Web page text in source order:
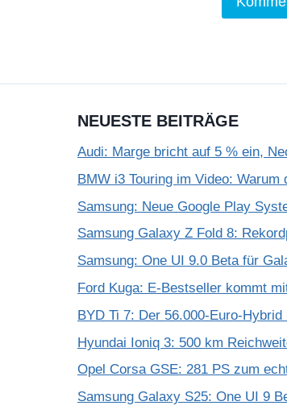
NEUESTE BEITRÄGE
Audi: Marge bricht auf 5 % ein,
BMW i3 Touring im Video:
Samsung: Neue Google Play
Samsung Galaxy Z Fold 8:
Samsung: One UI 9.0 Beta für
Ford Kuga: E-Bestseller kommt
BYD Ti 7: Der 56.000-Euro-
Hyundai Ioniq 3: 500 km
Opel Corsa GSE: 281 PS zum
Samsung Galaxy S25: One UI 9